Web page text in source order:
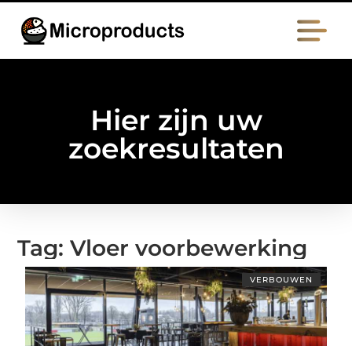
Hier zijn uw
zoekresultaten
Tag: Vloer voorbewerking
VERBOUWEN